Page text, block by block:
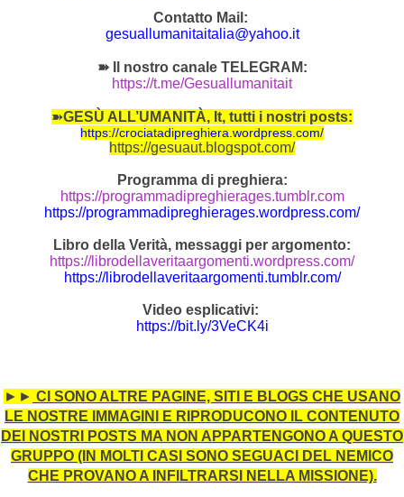
Contatto Mail:
gesuallumanitaitalia@yahoo.it
➽ Il nostro canale TELEGRAM:
https://t.me/Gesuallumanitait
➽GESÙ ALL’UMANITÀ, It, tutti i nostri posts:
https://crociatadipreghiera.wordpress.com/
https://gesuaut.blogspot.com/
Programma di preghiera:
https://programmadipreghierages.tumblr.com
https://programmadipreghierages.wordpress.com/
Libro della Verità, messaggi per argomento:
https://librodellaveritaargomenti.wordpress.com/
https://librodellaveritaargomenti.tumblr.com/
Video esplicativi:
https://bit.ly/3VeCK4i
► ► CI SONO ALTRE PAGINE, SITI E BLOGS CHE USANO
LE NOSTRE IMMAGINI E RIPRODUCONO IL CONTENUTO
DEI NOSTRI POSTS MA NON APPARTENGONO A QUESTO
GRUPPO (IN MOLTI CASI SONO SEGUACI DEL NEMICO
CHE PROVANO A INFILTRARSI NELLA MISSIONE).